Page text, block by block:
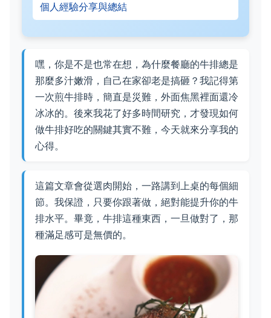
個人經驗分享與總結
嘿，你是不是也常在想，為什麼餐廳的牛排總是
那麼多汁嫩滑，自己在家卻老是搞砸？我記得第
一次煎牛排時，簡直是災難，外面焦黑裡面還冷
冰冰的。後來我花了好多時間研究，才發現如何
做牛排好吃的關鍵其實不難，今天就來分享我的
心得。
這篇文章會從選肉開始，一路講到上桌的每個細
節。我保證，只要你跟著做，絕對能提升你的牛
排水平。畢竟，牛排這種東西，一旦做對了，那
種滿足感可是無價的。